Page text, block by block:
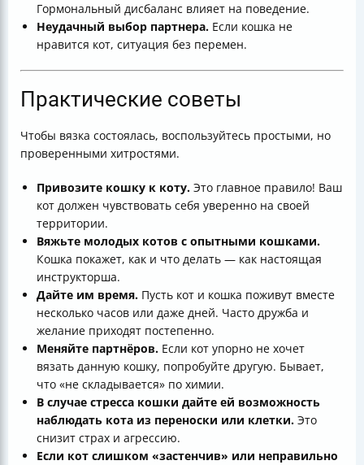
Гормональный дисбаланс влияет на поведение.
Неудачный выбор партнера. Если кошка не
нравится кот, ситуация без перемен.
Практические советы
Чтобы вязка состоялась, воспользуйтесь простыми, но
проверенными хитростями.
Привозите кошку к коту. Это главное правило! Ваш
кот должен чувствовать себя уверенно на своей
территории.
Вяжьте молодых котов с опытными кошками.
Кошка покажет, как и что делать — как настоящая
инструкторша.
Дайте им время. Пусть кот и кошка поживут вместе
несколько часов или даже дней. Часто дружба и
желание приходят постепенно.
Меняйте партнёров. Если кот упорно не хочет
вязать данную кошку, попробуйте другую. Бывает,
что «не складывается» по химии.
В случае стресса кошки дайте ей возможность
наблюдать кота из переноски или клетки. Это
снизит страх и агрессию.
Если кот слишком «застенчив» или неправильно